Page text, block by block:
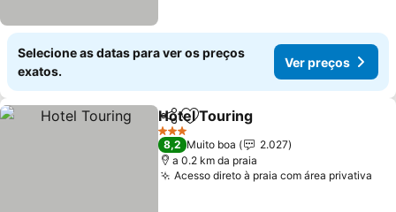
Selecione as datas para ver os preços
exatos.
Ver preços
PartilharAdicionar aos favoritos
Hotel Touring
3 Estrelas
8,2 Muito boa
2.027
a 0.2 km da praia
Acesso direto à praia com área privativa